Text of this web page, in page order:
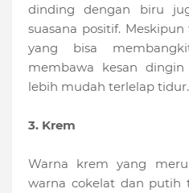
dinding dengan biru
suasana positif.
yang bisa
membawa kesan
lebih mudah terlelap tidur.
3. Krem
Warna krem yang
warna cokelat dan putih